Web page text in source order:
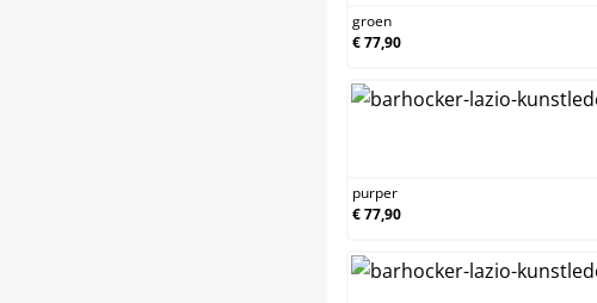
groen
€ 77,90
purper
€ 77,90